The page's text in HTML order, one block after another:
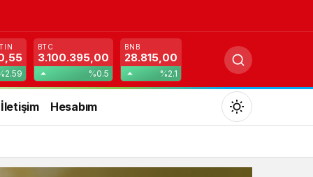
BTC
3.100.395,00
%0.5
BNB
28.815,00
%2.1
İletişim Hesabım
Mod
değiştir